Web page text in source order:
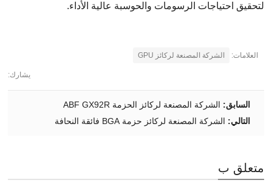
لتحقيق احتياجات الرسومات والحوسبة عالية الأداء.
العلامات: الشركة المصنعة لركائز GPU
يشارك:
السابق: الشركة المصنعة لركائز الحزمة ABF GX92R
التالي: الشركة المصنعة لركائز حزمة BGA فائقة النحافة
متعلق ب